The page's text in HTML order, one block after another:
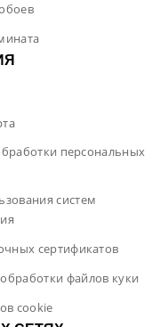
персональных
систем
сертификатов
файлов куки
cookie